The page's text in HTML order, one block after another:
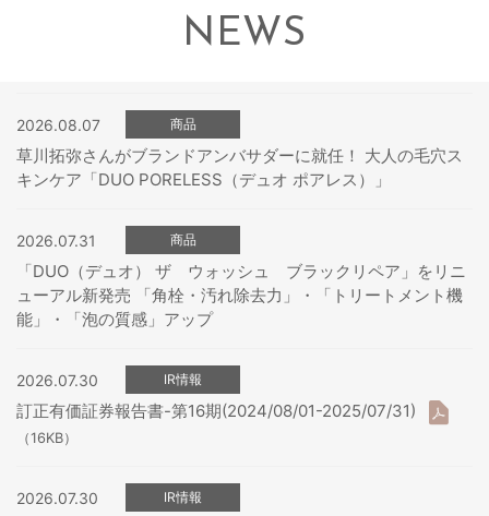
NEWS
2026.08.07 商品
草川拓弥さんがブランドアンバサダーに就任！ 大人の毛穴ス
キンケア「DUO PORELESS（デュオ ポアレス）」
2026.07.31 商品
「DUO（デュオ） ザ ウォッシュ ブラックリペア」をリニ
ューアル新発売 「角栓・汚れ除去力」・「トリートメント機
能」・「泡の質感」アップ
2026.07.30 IR情報
訂正有価証券報告書-第16期(2024/08/01-2025/07/31)
（16KB）
2026.07.30 IR情報